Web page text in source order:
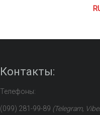
Контакты:
Телефоны:
(099) 281-99-89 (Telegram,